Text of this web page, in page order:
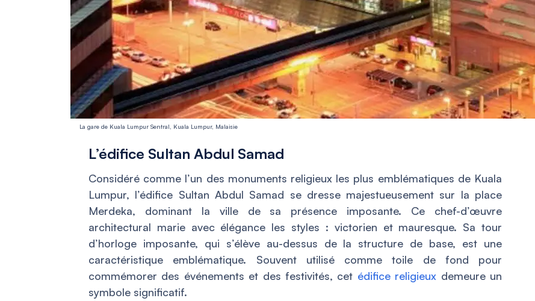
La gare de Kuala Lumpur Sentral, Kuala Lumpur, Malaisie
L’édifice Sultan Abdul Samad
Considéré comme l’un des monuments religieux les plus emblématiques de Kuala
Lumpur, l’édifice Sultan Abdul Samad se dresse majestueusement sur la place
Merdeka, dominant la ville de sa présence imposante. Ce chef-d’œuvre
architectural marie avec élégance les styles : victorien et mauresque. Sa tour
d’horloge imposante, qui s’élève au-dessus de la structure de base, est une
caractéristique emblématique. Souvent utilisé comme toile de fond pour
commémorer des événements et des festivités, cet édifice religieux demeure un
symbole significatif.